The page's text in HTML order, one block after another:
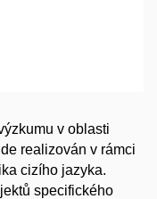
v oblasti
realizován v rámci
cizího jazyka.
specifického